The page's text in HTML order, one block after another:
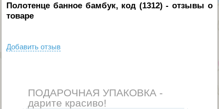
Полотенце банное бамбук, код (1312) - отзывы о
товаре
Добавить отзыв
ПОДАРОЧНАЯ УПАКОВКА -
дарите красиво!